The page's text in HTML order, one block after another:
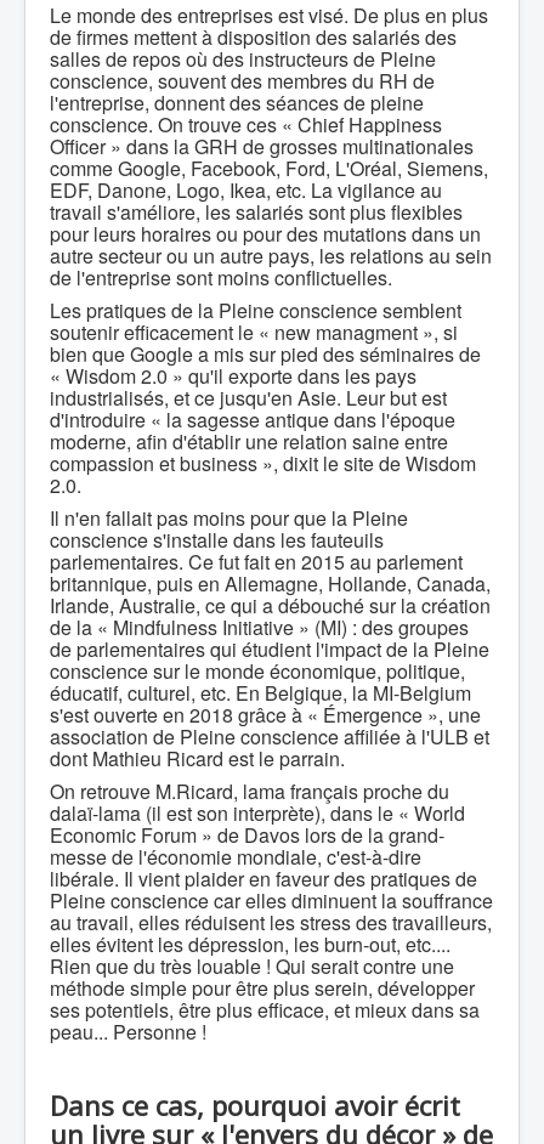
Le monde des entreprises est visé. De plus en plus
de firmes mettent à disposition des salariés des
salles de repos où des instructeurs de Pleine
conscience, souvent des membres du RH de
l'entreprise, donnent des séances de pleine
conscience. On trouve ces « Chief Happiness
Officer » dans la GRH de grosses multinationales
comme Google, Facebook, Ford, L'Oréal, Siemens,
EDF, Danone, Logo, Ikea, etc. La vigilance au
travail s'améliore, les salariés sont plus flexibles
pour leurs horaires ou pour des mutations dans un
autre secteur ou un autre pays, les relations au sein
de l'entreprise sont moins conflictuelles.
Les pratiques de la Pleine conscience semblent
soutenir efficacement le « new managment », si
bien que Google a mis sur pied des séminaires de
« Wisdom 2.0 » qu'il exporte dans les pays
industrialisés, et ce jusqu'en Asie. Leur but est
d'introduire « la sagesse antique dans l'époque
moderne, afin d'établir une relation saine entre
compassion et business », dixit le site de Wisdom
2.0.
Il n'en fallait pas moins pour que la Pleine
conscience s'installe dans les fauteuils
parlementaires. Ce fut fait en 2015 au parlement
britannique, puis en Allemagne, Hollande, Canada,
Irlande, Australie, ce qui a débouché sur la création
de la « Mindfulness Initiative » (MI) : des groupes
de parlementaires qui étudient l'impact de la Pleine
conscience sur le monde économique, politique,
éducatif, culturel, etc. En Belgique, la MI-Belgium
s'est ouverte en 2018 grâce à « Émergence », une
association de Pleine conscience affiliée à l'ULB et
dont Mathieu Ricard est le parrain.
On retrouve M.Ricard, lama français proche du
dalaï-lama (il est son interprète), dans le « World
Economic Forum » de Davos lors de la grand-
messe de l'économie mondiale, c'est-à-dire
libérale. Il vient plaider en faveur des pratiques de
Pleine conscience car elles diminuent la souffrance
au travail, elles réduisent les stress des travailleurs,
elles évitent les dépression, les burn-out, etc....
Rien que du très louable ! Qui serait contre une
méthode simple pour être plus serein, développer
ses potentiels, être plus efficace, et mieux dans sa
peau... Personne !
Dans ce cas, pourquoi avoir écrit
un livre sur « l'envers du décor » de